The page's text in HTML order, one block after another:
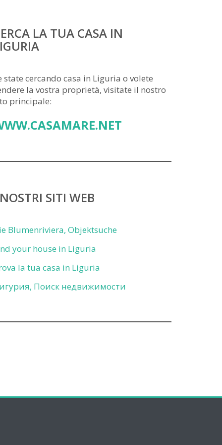
LA TUA CASA IN
state cercando casa in Liguria o volete
la vostra proprietà, visitate il nostro
principale:
SITI WEB
Blumenriviera, Objektsuche
your house in Liguria
la tua casa in Liguria
Поиск недвижимости